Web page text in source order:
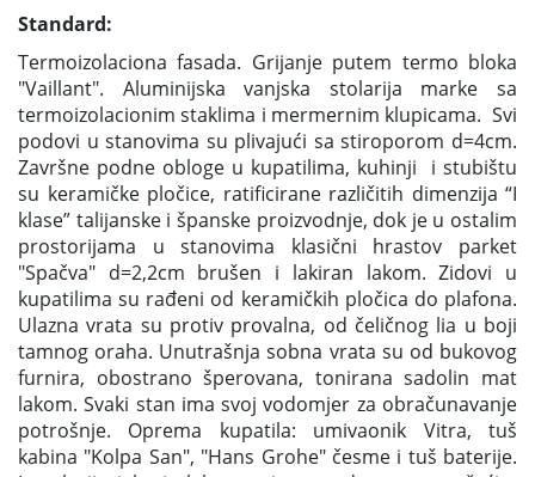
Standard:
Termoizolaciona fasada. Grijanje putem termo bloka
"Vaillant". Aluminijska vanjska stolarija marke sa
termoizolacionim staklima i mermernim klupicama. Svi
podovi u stanovima su plivajući sa stiroporom d=4cm.
Završne podne obloge u kupatilima, kuhinji i stubištu
su keramičke pločice, ratificirane različitih dimenzija “I
klase” talijanske i španske proizvodnje, dok je u ostalim
prostorijama u stanovima klasični hrastov parket
"Spačva" d=2,2cm brušen i lakiran lakom. Zidovi u
kupatilima su rađeni od keramičkih pločica do plafona.
Ulazna vrata su protiv provalna, od čeličnog lia u boji
tamnog oraha. Unutrašnja sobna vrata su od bukovog
furnira, obostrano šperovana, tonirana sadolin mat
lakom. Svaki stan ima svoj vodomjer za obračunavanje
potrošnje. Oprema kupatila: umivaonik Vitra, tuš
kabina "Kolpa San", "Hans Grohe" česme i tuš baterije.